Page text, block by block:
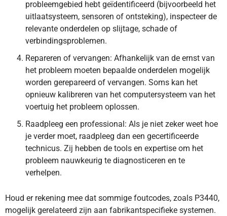
probleemgebied hebt geïdentificeerd (bijvoorbeeld het
uitlaatsysteem, sensoren of ontsteking), inspecteer de
relevante onderdelen op slijtage, schade of
verbindingsproblemen.
Repareren of vervangen: Afhankelijk van de ernst van
het probleem moeten bepaalde onderdelen mogelijk
worden gerepareerd of vervangen. Soms kan het
opnieuw kalibreren van het computersysteem van het
voertuig het probleem oplossen.
Raadpleeg een professional: Als je niet zeker weet hoe
je verder moet, raadpleeg dan een gecertificeerde
technicus. Zij hebben de tools en expertise om het
probleem nauwkeurig te diagnosticeren en te
verhelpen.
Houd er rekening mee dat sommige foutcodes, zoals P3440,
mogelijk gerelateerd zijn aan fabrikantspecifieke systemen.